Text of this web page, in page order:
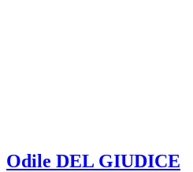
Odile DEL GIUDICE